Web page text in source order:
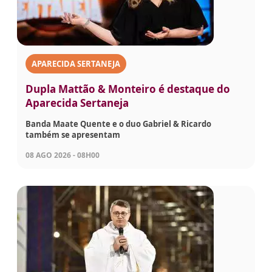
APARECIDA SERTANEJA
Dupla Mattão & Monteiro é destaque do
Aparecida Sertaneja
Banda Maate Quente e o duo Gabriel & Ricardo
também se apresentam
08 AGO 2026 - 08H00